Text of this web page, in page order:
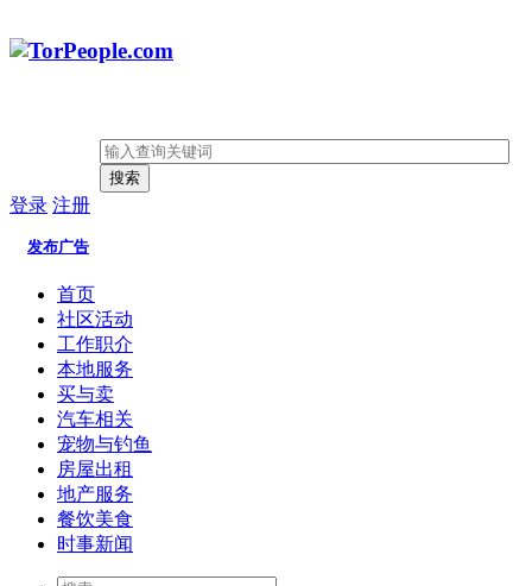
搜索
登录 注册
发布广告
首页
社区活动
工作职介
本地服务
买与卖
汽车相关
宠物与钓鱼
房屋出租
地产服务
餐饮美食
时事新闻